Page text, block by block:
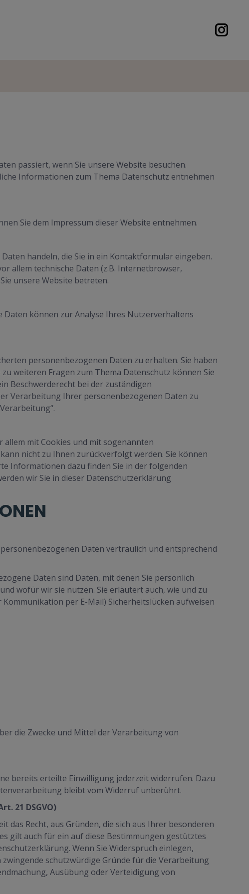
passiert, wenn Sie unsere Website besuchen.
Informationen zum Thema Datenschutz entnehmen
Sie dem Impressum dieser Website entnehmen.
handeln, die Sie in ein Kontaktformular eingeben.
allem technische Daten (z.B. Internetbrowser,
unsere Website betreten.
können zur Analyse Ihres Nutzerverhaltens
personenbezogenen Daten zu erhalten. Sie haben
weiteren Fragen zum Thema Datenschutz können Sie
Beschwerderecht bei der zuständigen
Verarbeitung Ihrer personenbezogenen Daten zu
mit Cookies und mit sogenannten
nicht zu Ihnen zurückverfolgt werden. Sie können
Informationen dazu finden Sie in der folgenden
wir Sie in dieser Datenschutzerklärung
Daten vertraulich und entsprechend
Daten sind Daten, mit denen Sie persönlich
wofür wir sie nutzen. Sie erläutert auch, wie und zu
per E-Mail) Sicherheitslücken aufweisen
die Zwecke und Mittel der Verarbeitung von
bereits erteilte Einwilligung jederzeit widerrufen. Dazu
bleibt vom Widerruf unberührt.
21 DSGVO)
das Recht, aus Gründen, die sich aus Ihrer besonderen
gilt auch für ein auf diese Bestimmungen gestütztes
Wenn Sie Widerspruch einlegen,
schutzwürdige Gründe für die Verarbeitung
Ausübung oder Verteidigung von